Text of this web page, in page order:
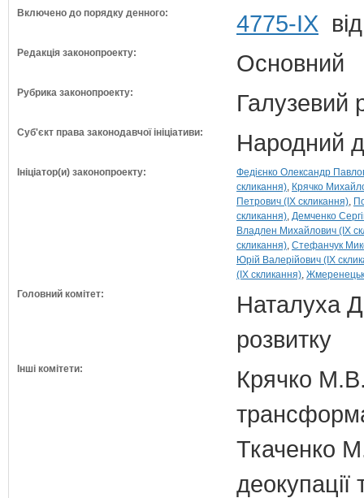
Включено до порядку денного: 4775-IX
Редакція законопроекту: Основний
Рубрика законопроекту: Галузевий
Суб'єкт права законодавчої ініціативи: Народний
Ініціатор(и) законопроекту:
Федієнко Олександр
скликання) Крячко
Петрович (IX скликання)
скликання) Демченко
Владлен Михайлович (IX
скликання) Стефанчук
Юрій Валерійович (IX
(IX скликання)
Головний комітет:
Наталуха
розвитку
Інші комітети:
Крячко
Ткаченко
деокупації